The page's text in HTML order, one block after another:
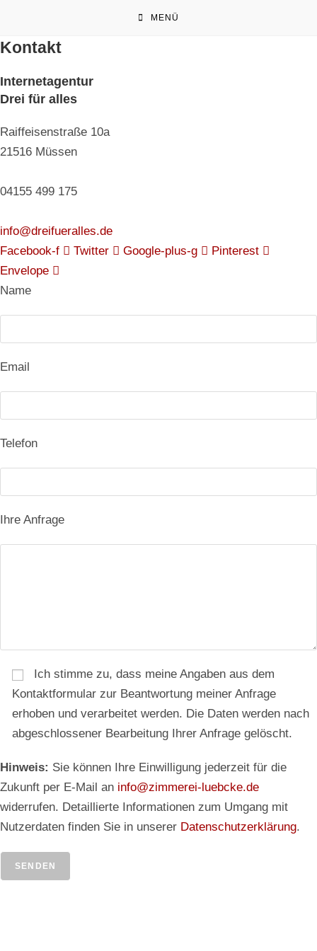
springen
MENÜ
Kontakt
Internetagentur
Drei für alles
Raiffeisenstraße 10a
21516 Müssen
04155 499 175
info@dreifueralles.de
Facebook-f
Twitter Google-plus-g
Pinterest
Envelope
Name
Email
Telefon
Ihre Anfrage
Ich stimme zu, dass meine Angaben aus dem
Kontaktformular zur Beantwortung meiner Anfrage
erhoben und verarbeitet werden. Die Daten werden nach
abgeschlossener Bearbeitung Ihrer Anfrage gelöscht.
Hinweis: Sie können Ihre Einwilligung jederzeit für die
Zukunft per E-Mail an info@zimmerei-luebcke.de
widerrufen. Detaillierte Informationen zum Umgang mit
Nutzerdaten finden Sie in unserer Datenschutzerklärung.